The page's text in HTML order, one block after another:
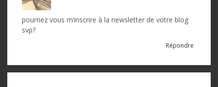
pourriez vous m’inscrire à la newsletter de votre blog
svp?
Répondre